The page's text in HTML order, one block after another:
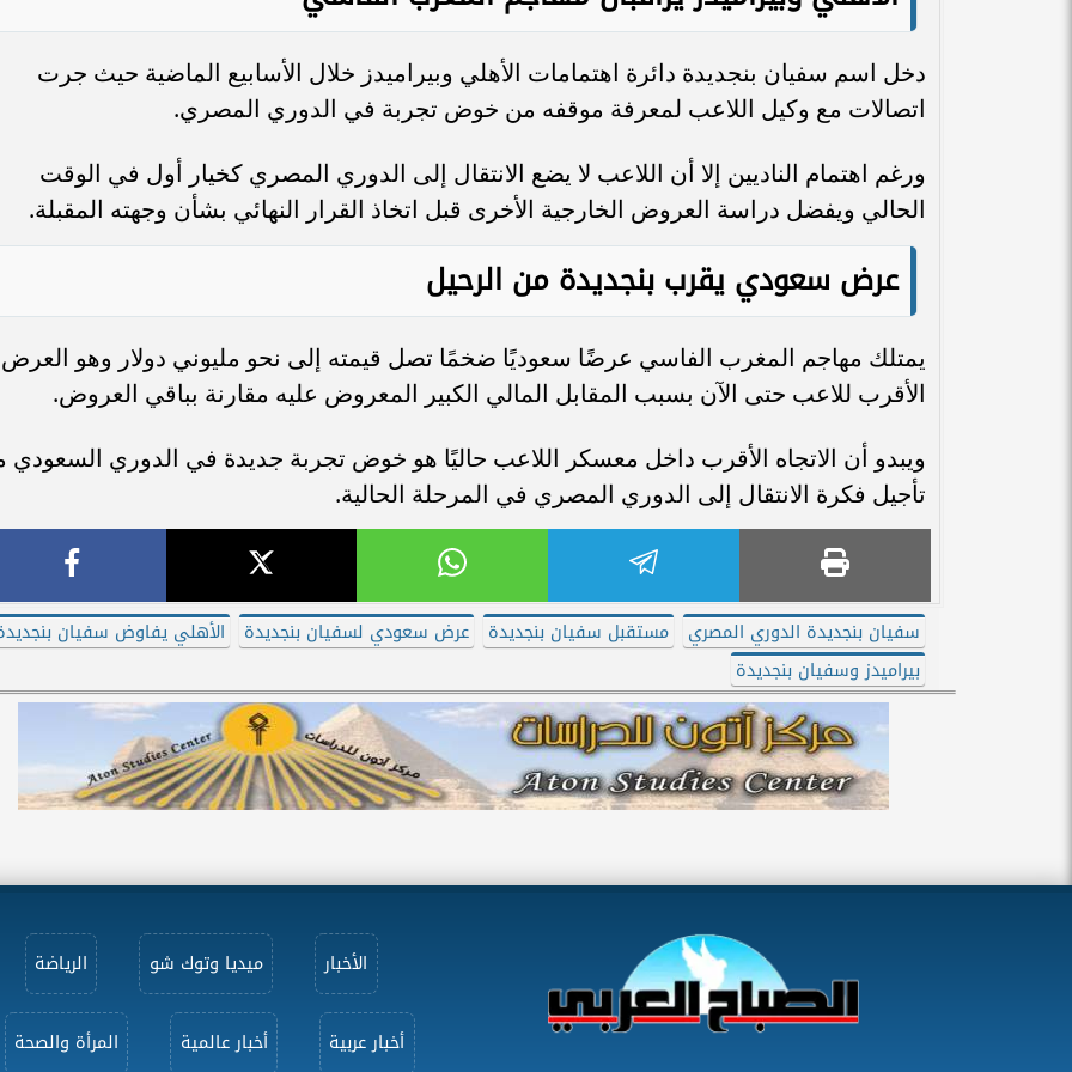
دخل اسم سفيان بنجديدة دائرة اهتمامات الأهلي وبيراميدز خلال الأسابيع الماضية حيث جرت
اتصالات مع وكيل اللاعب لمعرفة موقفه من خوض تجربة في الدوري المصري.
ورغم اهتمام الناديين إلا أن اللاعب لا يضع الانتقال إلى الدوري المصري كخيار أول في الوقت
الحالي ويفضل دراسة العروض الخارجية الأخرى قبل اتخاذ القرار النهائي بشأن وجهته المقبلة.
عرض سعودي يقرب بنجديدة من الرحيل
يمتلك مهاجم المغرب الفاسي عرضًا سعوديًا ضخمًا تصل قيمته إلى نحو مليوني دولار وهو العرض
الأقرب للاعب حتى الآن بسبب المقابل المالي الكبير المعروض عليه مقارنة بباقي العروض.
ويبدو أن الاتجاه الأقرب داخل معسكر اللاعب حاليًا هو خوض تجربة جديدة في الدوري السعودي
تأجيل فكرة الانتقال إلى الدوري المصري في المرحلة الحالية.
سفيان بنجديدة الدوري المصري مستقبل سفيان بنجديدة عرض سعودي لسفيان بنجديدة
الأهلي يفاوض سفيان
بيراميدز وسفيان بنجديدة
الأخبار ميديا وتوك شو الرياضة
أخبار عربية أخبار عالمية المرأة والصحة